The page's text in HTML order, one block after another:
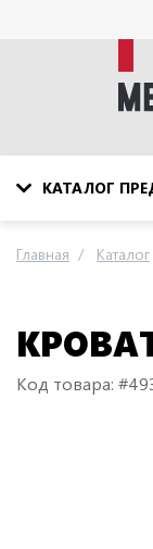
КАТАЛОГ
Главная Каталог
Код товара: